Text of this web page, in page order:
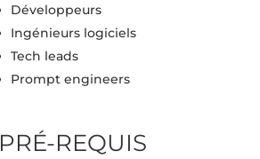
Développeurs
Ingénieurs logiciels
Tech leads
Prompt engineers
PRÉ-REQUIS